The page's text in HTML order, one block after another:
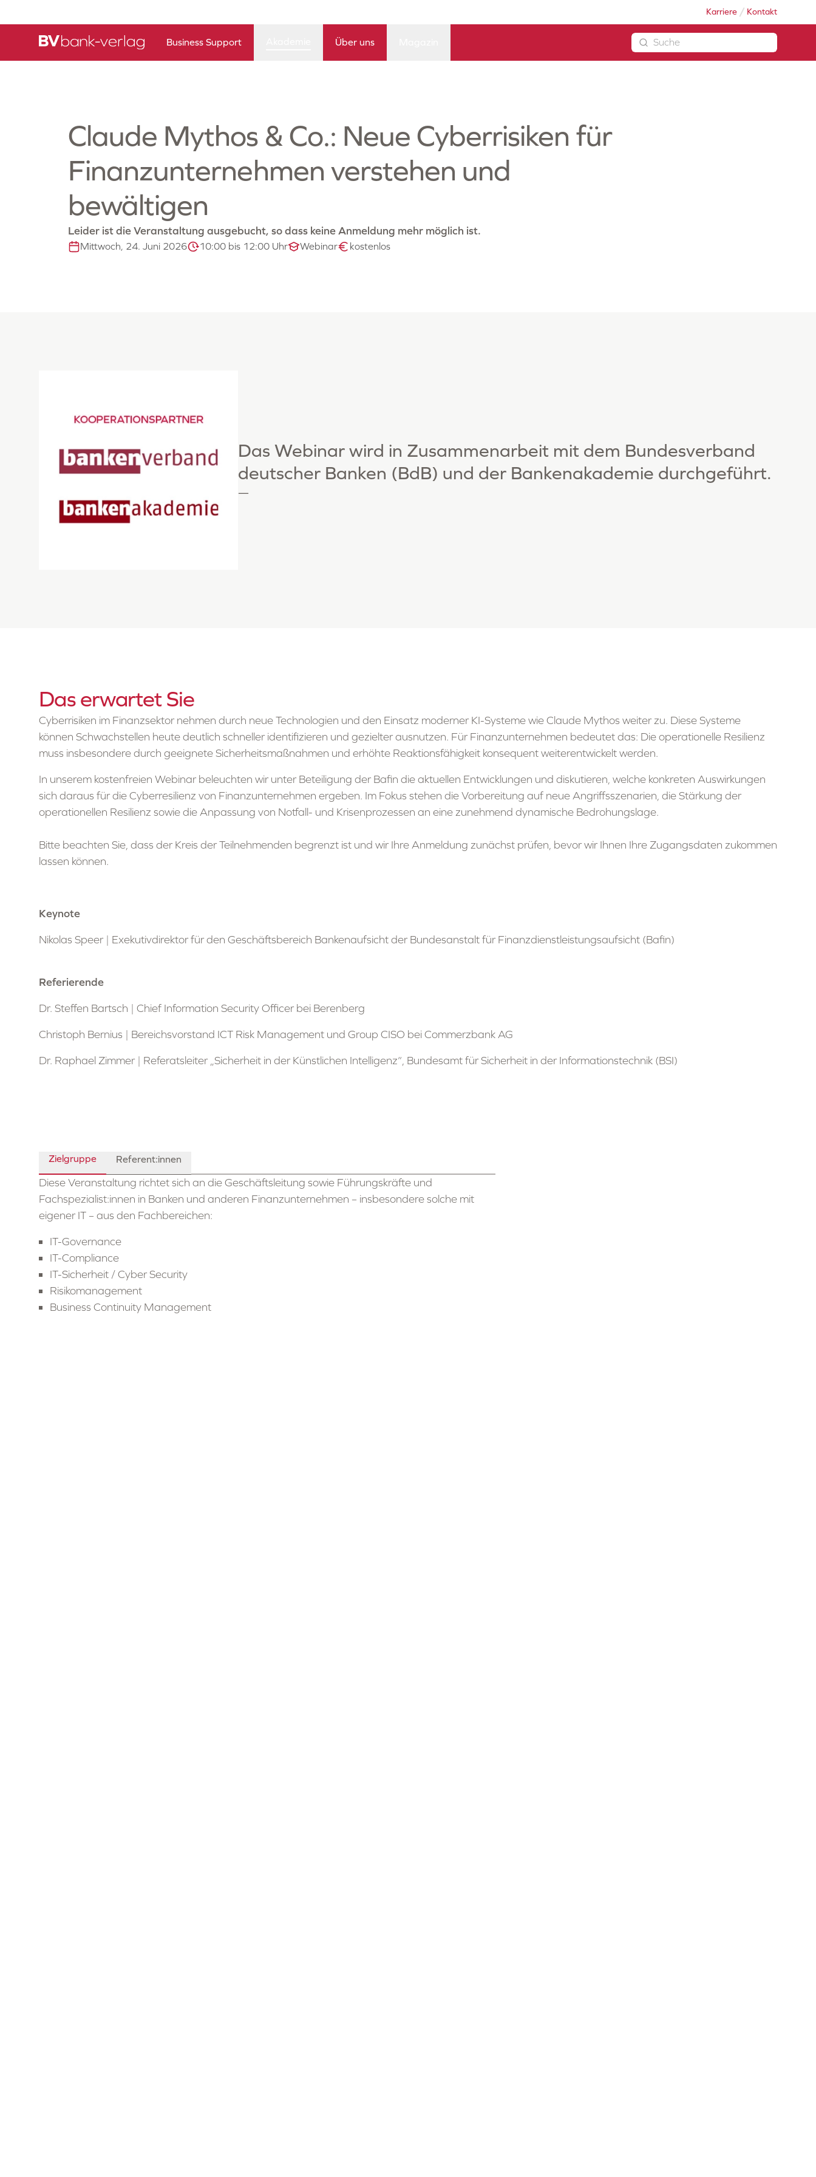
Karriere Kontakt
Business Support Über uns
Claude Mythos & Co.: Neue Cyberrisiken für
Finanzunternehmen verstehen und
bewältigen
Leider ist die Veranstaltung ausgebucht, so dass keine Anmeldung mehr möglich ist.
Mittwoch, 24. Juni 2026 10:00 bis 12:00 Uhr Webinar kostenlos
Das Webinar wird in Zusammenarbeit mit dem Bundesverband
deutscher Banken (BdB) und der Bankenakademie durchgeführt.
—
Das erwartet Sie
Cyberrisiken im Finanzsektor nehmen durch neue Technologien und den Einsatz moderner KI-Systeme wie Claude Mythos weiter zu. Diese Systeme
können Schwachstellen heute deutlich schneller identifizieren und gezielter ausnutzen. Für Finanzunternehmen bedeutet das: Die operationelle Resilienz
muss insbesondere durch geeignete Sicherheitsmaßnahmen und erhöhte Reaktionsfähigkeit konsequent weiterentwickelt werden.
In unserem kostenfreien Webinar beleuchten wir unter Beteiligung der Bafin die aktuellen Entwicklungen und diskutieren, welche konkreten Auswirkungen
sich daraus für die Cyberresilienz von Finanzunternehmen ergeben. Im Fokus stehen die Vorbereitung auf neue Angriffsszenarien, die Stärkung der
operationellen Resilienz sowie die Anpassung von Notfall- und Krisenprozessen an eine zunehmend dynamische Bedrohungslage.
Bitte beachten Sie, dass der Kreis der Teilnehmenden begrenzt ist und wir Ihre Anmeldung zunächst prüfen, bevor wir Ihnen Ihre Zugangsdaten zukommen
lassen können.
Keynote
Nikolas Speer | Exekutivdirektor für den Geschäftsbereich Bankenaufsicht der Bundesanstalt für Finanzdienstleistungsaufsicht (Bafin)
Referierende
Dr. Steffen Bartsch | Chief Information Security Officer bei Berenberg
Christoph Bernius | Bereichsvorstand ICT Risk Management und Group CISO bei Commerzbank AG
Dr. Raphael Zimmer | Referatsleiter „Sicherheit in der Künstlichen Intelligenz“, Bundesamt für Sicherheit in der Informationstechnik (BSI)​
Zielgruppe Referent:innen
Diese Veranstaltung richtet sich an die Geschäftsleitung sowie Führungskräfte und
Fachspezialist:innen in Banken und anderen Finanzunternehmen – insbesondere solche mit
eigener IT – aus den Fachbereichen:
IT-Governance
IT-Compliance
IT-Sicherheit / Cyber Security
Risikomanagement
Business Continuity Management